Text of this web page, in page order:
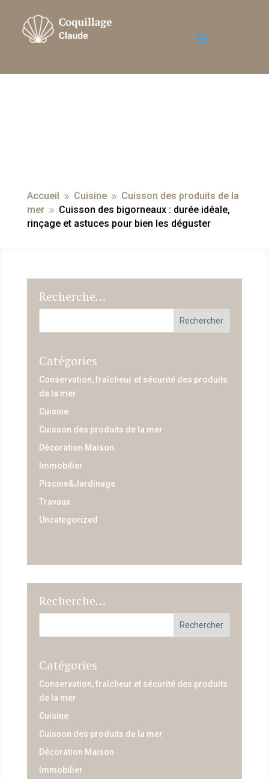
Accueil 9 Cuisine 9 Cuisson des produits de la
mer 9 Cuisson des bigorneaux : durée idéale,
rinçage et astuces pour bien les déguster
Recherche…
Catégories
Conservation, fraîcheur et sécurité des produits
de la mer
Cuisine
Cuisson des produits de la mer
Décoration Maison
Immobilier
Piscine&Jardinage
Travaux
Uncategorized
Recherche…
Catégories
Conservation, fraîcheur et sécurité des produits
de la mer
Cuisine
Cuisson des produits de la mer
Décoration Maison
Immobilier